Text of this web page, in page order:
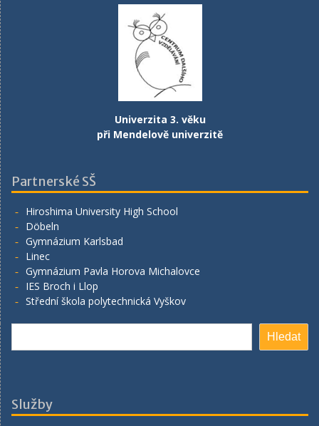
Univerzita 3. věku
při Mendelově univerzitě
Partnerské SŠ
Hiroshima University High School
Döbeln
Gymnázium Karlsbad
Linec
Gymnázium Pavla Horova Michalovce
IES Broch i Llop
Střední škola polytechnická Vyškov
Hledat
Služby